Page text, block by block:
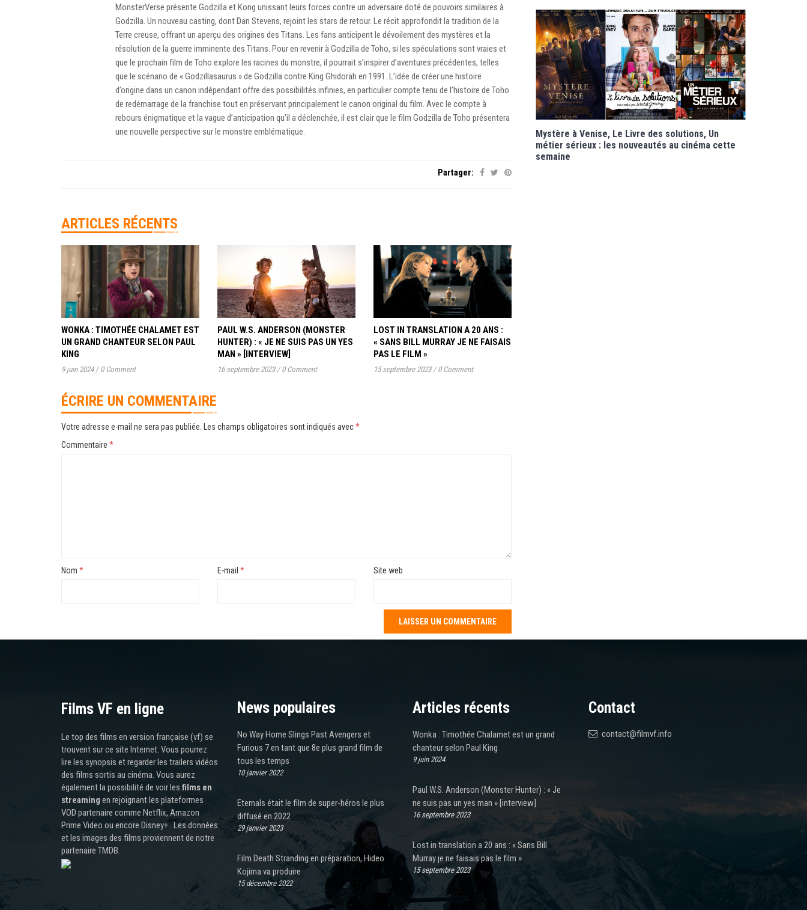
MonsterVerse présente Godzilla et Kong unissant leurs forces contre un adversaire doté de pouvoirs similaires à
Godzilla. Un nouveau casting, dont Dan Stevens, rejoint les stars de retour. Le récit approfondit la tradition de la
Terre creuse, offrant un aperçu des origines des Titans. Les fans anticipent le dévoilement des mystères et la
résolution de la guerre imminente des Titans. Pour en revenir à Godzilla de Toho, si les spéculations sont vraies et
que le prochain film de Toho explore les racines du monstre, il pourrait s’inspirer d’aventures précédentes, telles
que le scénario de « Godzillasaurus » de Godzilla contre King Ghidorah en 1991. L’idée de créer une histoire
d’origine dans un canon indépendant offre des possibilités infinies, en particulier compte tenu de l’histoire de Toho
de redémarrage de la franchise tout en préservant principalement le canon original du film. Avec le compte à
rebours énigmatique et la vague d’anticipation qu’il a déclenchée, il est clair que le film Godzilla de Toho présentera
une nouvelle perspective sur le monstre emblématique.
Partager:
ARTICLES RÉCENTS
WONKA : TIMOTHÉE CHALAMET EST
UN GRAND CHANTEUR SELON PAUL
KING
9 juin 2024 / 0 Comment
PAUL W.S. ANDERSON (MONSTER
HUNTER) : « JE NE SUIS PAS UN YES
MAN » [INTERVIEW]
16 septembre 2023 / 0 Comment
LOST IN TRANSLATION A 20 ANS :
« SANS BILL MURRAY JE NE FAISAIS
PAS LE FILM »
15 septembre 2023 / 0 Comment
ÉCRIRE UN COMMENTAIRE
Votre adresse e-mail ne sera pas publiée. Les champs obligatoires sont indiqués avec*
Commentaire *
Nom * E-mail * Site web
Mystère à Venise, Le Livre des solutions, Un
métier sérieux : les nouveautés au cinéma cette
semaine
Films VF en ligne
Le top des films en version française (vf) se
trouvent sur ce site Internet. Vous pourrez
lire les synopsis et regarder les trailers vidéos
des films sortis au cinéma. Vous aurez
également la possibilité de voir les films en
streaming en rejoignant les plateformes
VOD partenaire comme Netflix, Amazon
Prime Video ou encore Disney+ . Les données
et les images des films proviennent de notre
partenaire TMDB.
News populaires
No Way Home Slings Past Avengers et
Furious 7 en tant que 8e plus grand film de
tous les temps
10 janvier 2022
Eternals était le film de super-héros le plus
diffusé en 2022
29 janvier 2023
Film Death Stranding en préparation, Hideo
Kojima va produire
15 décembre 2022
Articles récents
Wonka : Timothée Chalamet est un grand
chanteur selon Paul King
9 juin 2024
Paul W.S. Anderson (Monster Hunter) : « Je
ne suis pas un yes man » [interview]
16 septembre 2023
Lost in translation a 20 ans : « Sans Bill
Murray je ne faisais pas le film »
15 septembre 2023
Contact
contact@filmvf.info